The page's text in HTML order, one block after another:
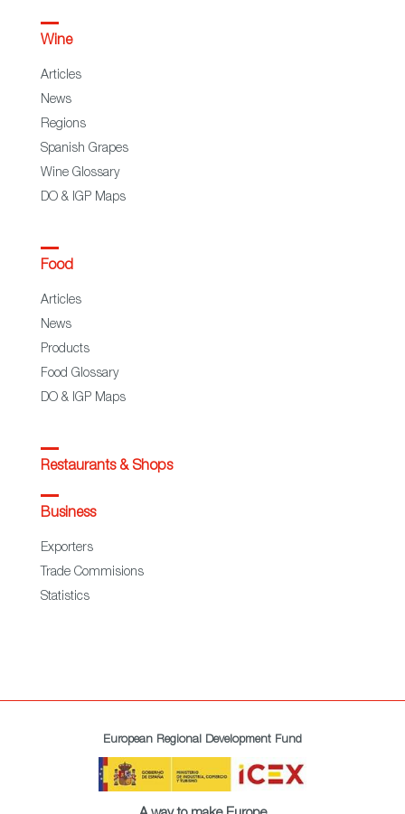
Wine
Articles
News
Regions
Spanish Grapes
Wine Glossary
DO & IGP Maps
Food
Articles
News
Products
Food Glossary
DO & IGP Maps
Restaurants & Shops
Business
Exporters
Trade Commisions
Statistics
European Regional Development Fund